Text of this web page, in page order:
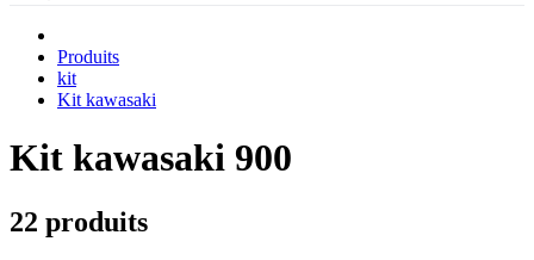
Produits
kit
Kit kawasaki
Kit kawasaki 900
22 produits